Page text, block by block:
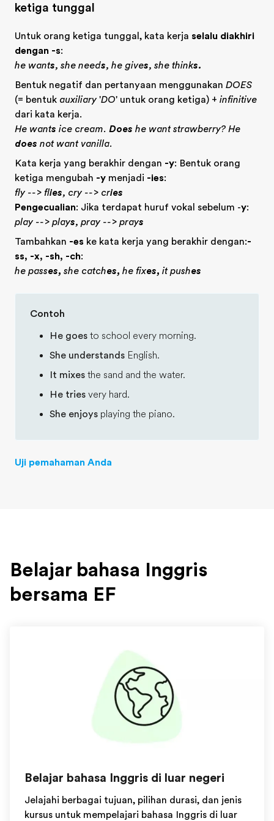
ketiga tunggal
Untuk orang ketiga tunggal, kata kerja selalu diakhiri
dengan -s:
he wants, she needs, he gives, she thinks.
Bentuk negatif dan pertanyaan menggunakan DOES
(= bentuk auxiliary'DO' untuk orang ketiga) + infinitive
dari kata kerja.
He wants ice cream. Does he want strawberry? He
does not want vanilla.
Kata kerja yang berakhir dengan -y: Bentuk orang
ketiga mengubah -y menjadi -ies:
fly --> flies, cry --> cries
Pengecualian: Jika terdapat huruf vokal sebelum -y:
play --> plays, pray --> prays
Tambahkan -es ke kata kerja yang berakhir dengan:-
ss, -x, -sh, -ch:
he passes, she catches, he fixes, it pushes
Contoh
He goes to school every morning.
She understands English.
It mixes the sand and the water.
He tries very hard.
She enjoys playing the piano.
Uji pemahaman Anda
Belajar bahasa Inggris
bersama EF
Belajar bahasa Inggris di luar negeri
Jelajahi berbagai tujuan, pilihan durasi, dan jenis
kursus untuk mempelajari bahasa Inggris di luar